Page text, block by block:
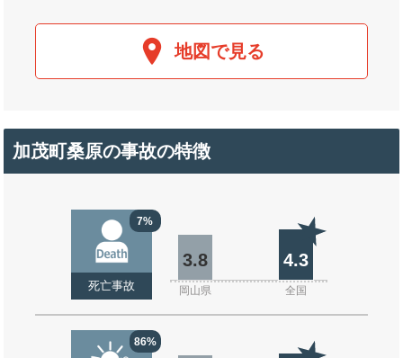
地図で見る
加茂町桑原の事故の特徴
7%
死亡事故
3.8 4.3
岡山県 全国
86%